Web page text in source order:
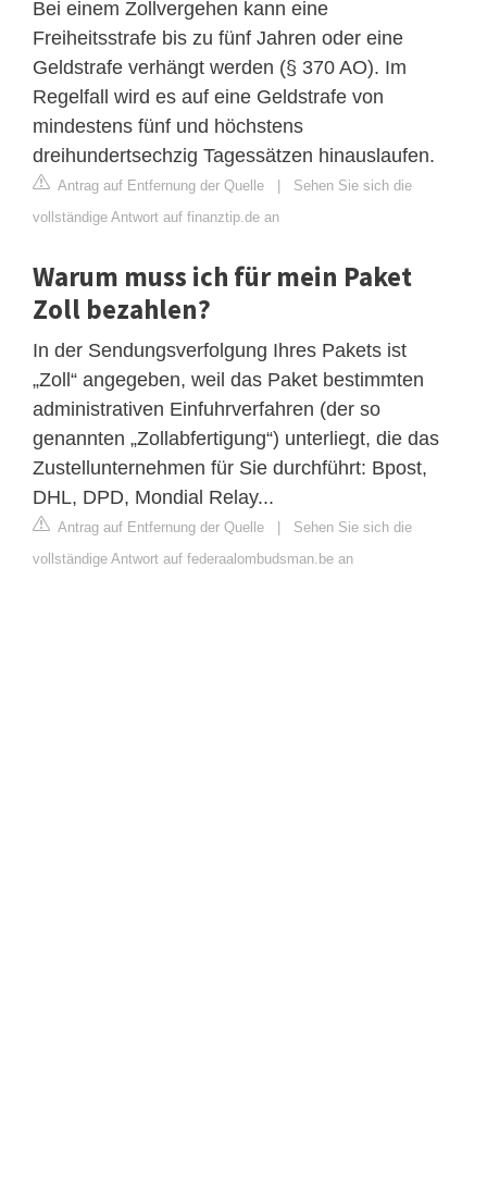
Bei einem Zollvergehen kann eine
Freiheitsstrafe bis zu fünf Jahren oder eine
Geldstrafe verhängt werden (§ 370 AO). Im
Regelfall wird es auf eine Geldstrafe von
mindestens fünf und höchstens
dreihundertsechzig Tagessätzen hinauslaufen.
Antrag auf Entfernung der Quelle | Sehen Sie sich die
vollständige Antwort auf finanztip.de an
Warum muss ich für mein Paket
Zoll bezahlen?
In der Sendungsverfolgung Ihres Pakets ist
„Zoll“ angegeben, weil das Paket bestimmten
administrativen Einfuhrverfahren (der so
genannten „Zollabfertigung“) unterliegt, die das
Zustellunternehmen für Sie durchführt: Bpost,
DHL, DPD, Mondial Relay...
Antrag auf Entfernung der Quelle | Sehen Sie sich die
vollständige Antwort auf federaalombudsman.be an